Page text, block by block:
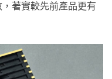
著實較先前產品更有